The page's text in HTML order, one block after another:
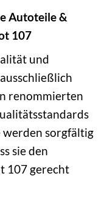
Autoteile &
107
und
renommierten
werden sorgfältig
sie den
107 gerecht